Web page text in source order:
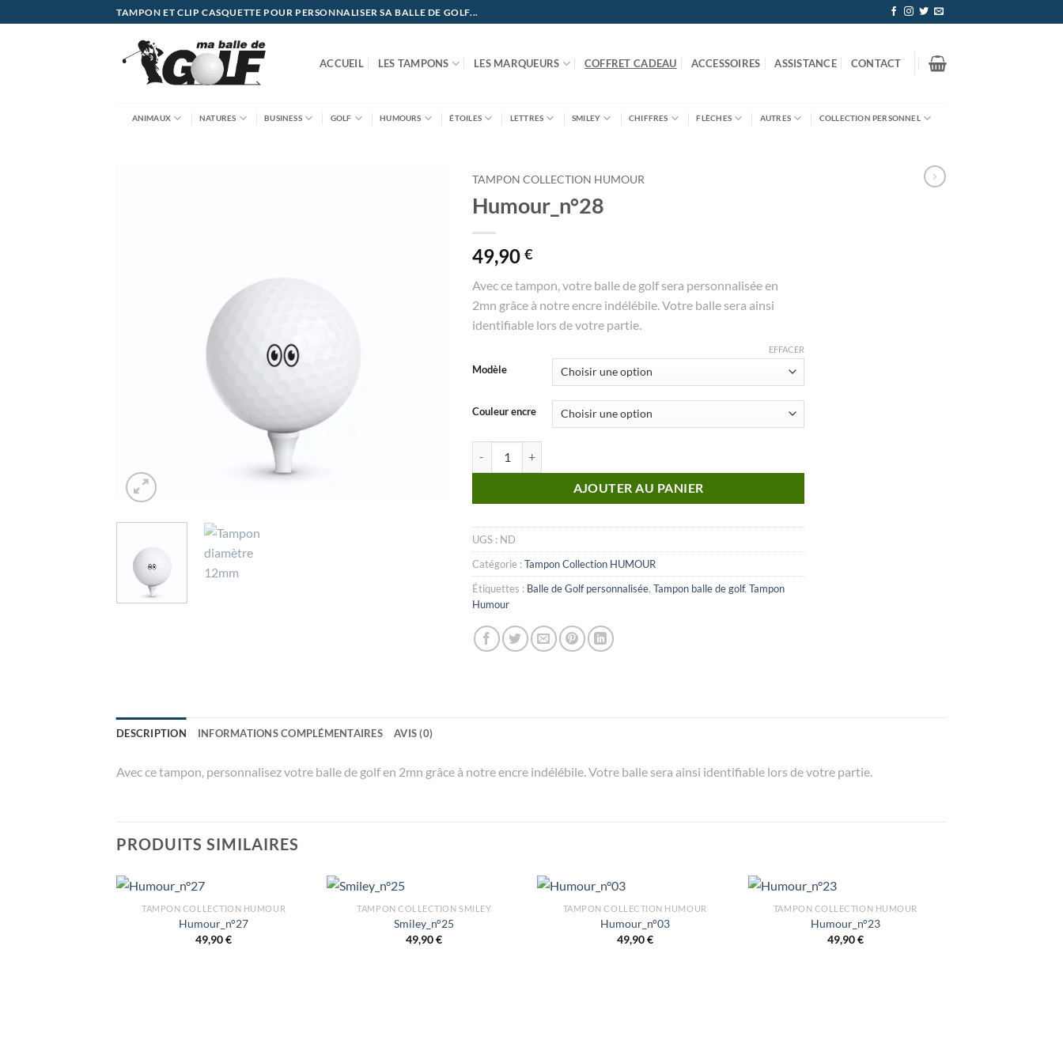
au
TAMPON ET CLIP CASQUETTE POUR PERSONNALISER SA BALLE DE GOLF...
ACCUEIL LES TAMPONS LES MARQUEURS COFFRET CADEAU ACCESSOIRES ASSISTANCE CONTACT
ANIMAUX NATURES BUSINESS GOLF HUMOURS ÉTOILES LETTRES SMILEY CHIFFRES FLÈCHES AUTRES COLLECTION PERSONNEL
TAMPON COLLECTION HUMOUR
Humour_n°28
49,90 €
Avec ce tampon, votre balle de golf sera personnalisée en
2mn grâce à notre encre indélébile. Votre balle sera ainsi
identifiable lors de votre partie.
Modèle
Couleur encre
EFFACER
AJOUTER AU PANIER
UGS : ND
Catégorie :Tampon Collection HUMOUR
Étiquettes : Balle de Golf personnalisée, Tampon balle de golf, Tampon
Humour
DESCRIPTION INFORMATIONS COMPLÉMENTAIRES AVIS (0)
Avec ce tampon, personnalisez votre balle de golf en 2mn grâce à notre encre indélébile. Votre balle sera ainsi identifiable lors de votre partie.
PRODUITS SIMILAIRES
TAMPON COLLECTION HUMOUR
Humour_n°27
49,90€
TAMPON COLLECTION SMILEY
Smiley_n°25
49,90€
TAMPON COLLECTION HUMOUR
Humour_n°03
49,90€
TAMPON COLLECTION HUMOUR
Humour_n°23
49,90€